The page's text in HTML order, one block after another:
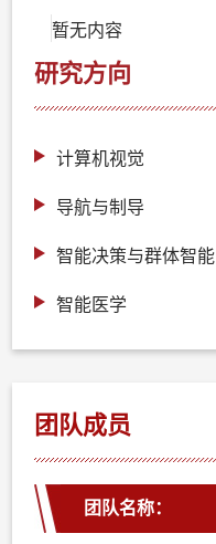
暂无内容
研究方向
计算机视觉
导航与制导
智能决策与群体智能
智能医学
团队成员
团队名称：